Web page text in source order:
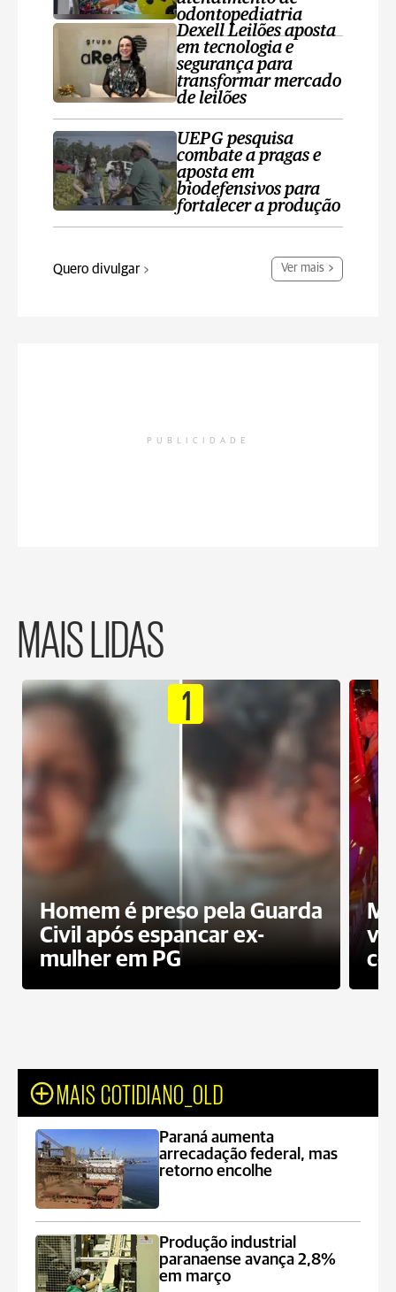
odontopediatria
Dexell Leilões aposta
em tecnologia e
segurança para
transformar mercado
de leilões
UEPG pesquisa
combate a pragas e
aposta em
biodefensivos para
fortalecer a produção
Quero divulgar Ver mais
PUBLICIDADE
MAIS LIDAS
1
Homem é preso pela Guarda
Civil após espancar ex-
mulher em PG
MAIS COTIDIANO_OLD
Paraná aumenta
arrecadação federal, mas
retorno encolhe
Produção industrial
paranaense avança 2,8%
em março